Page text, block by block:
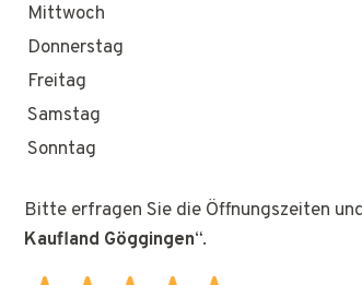
Mittwoch
Donnerstag
Freitag
Samstag
Sonntag
Bitte erfragen Sie die Öffnungszeiten
Kaufland Göggingen“.